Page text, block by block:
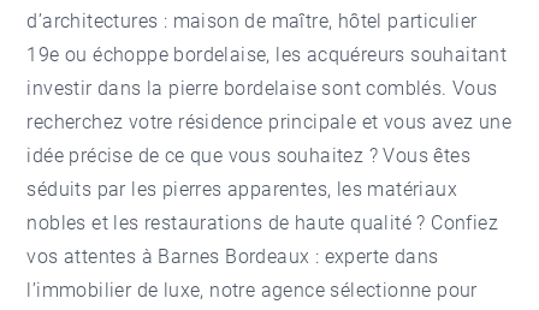
d’architectures : maison de maître, hôtel particulier
19e ou échoppe bordelaise, les acquéreurs souhaitant
investir dans la pierre bordelaise sont comblés. Vous
recherchez votre résidence principale et vous avez une
idée précise de ce que vous souhaitez ? Vous êtes
séduits par les pierres apparentes, les matériaux
nobles et les restaurations de haute qualité ? Confiez
vos attentes à Barnes Bordeaux : experte dans
l’immobilier de luxe, notre agence sélectionne pour